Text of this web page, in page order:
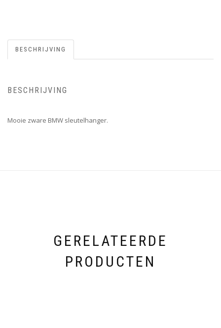
BESCHRIJVING
BESCHRIJVING
Mooie zware BMW sleutelhanger.
GERELATEERDE
PRODUCTEN